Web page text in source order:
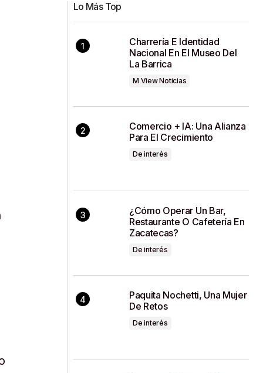
Lo Más Top
Charrería E Identidad
Nacional En El Museo Del
La Barrica
M View Noticias
Comercio + IA: Una Alianza
Para El Crecimiento
De interés
¿Cómo Operar Un Bar,
Restaurante O Cafetería En
Zacatecas?
De interés
Paquita Nochetti, Una Mujer
De Retos
De interés